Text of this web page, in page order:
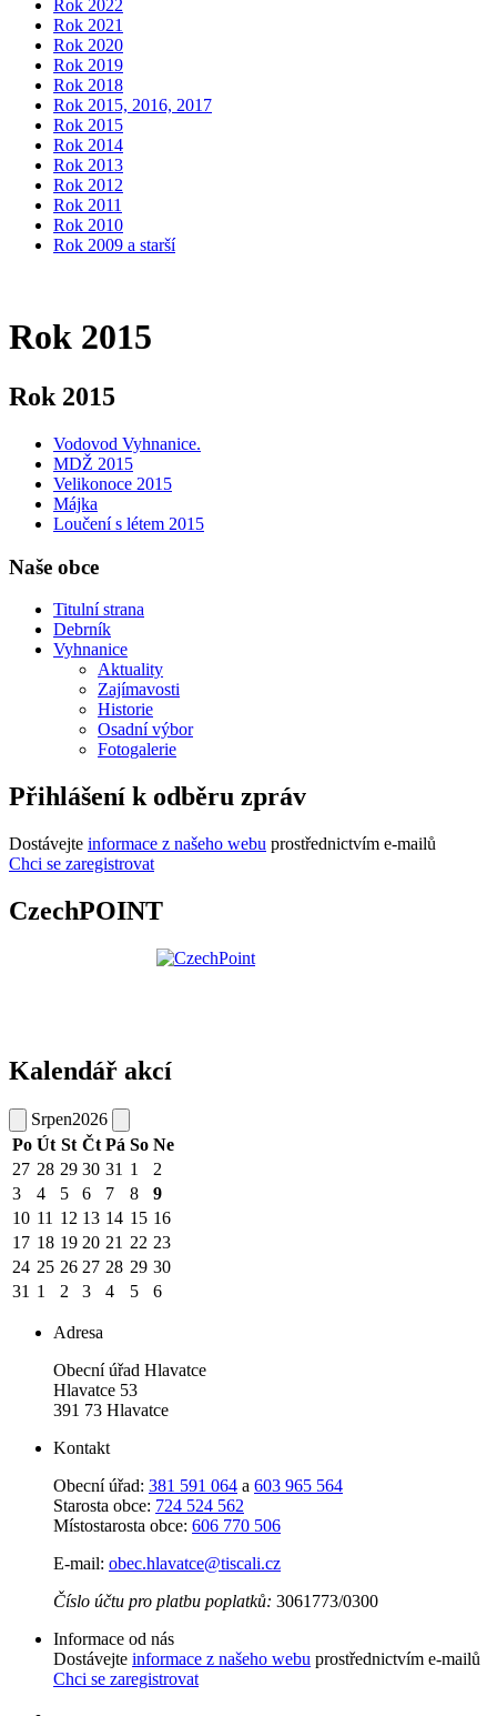
Rok 2022
Rok 2021
Rok 2020
Rok 2019
Rok 2018
Rok 2015, 2016, 2017
Rok 2015
Rok 2014
Rok 2013
Rok 2012
Rok 2011
Rok 2010
Rok 2009 a starší
Rok 2015
Rok 2015
Vodovod Vyhnanice.
MDŽ 2015
Velikonoce 2015
Májka
Loučení s létem 2015
Naše obce
Titulní strana
Debrník
Vyhnanice
Aktuality
Zajímavosti
Historie
Osadní výbor
Fotogalerie
Přihlášení k odběru zpráv
Dostávejte informace z našeho webu prostřednictvím e-mailů
Chci se zaregistrovat
CzechPOINT
Kalendář akcí
Srpen2026
Po Út St Čt Pá So Ne
27 28 29 30 31 1
2
3
4 5 6 7 8
9
10 11 12 13 14 15 16
17 18 19 20 21 22 23
24 25 26 27 28 29 30
31 1 2 3 4 5 6
Adresa
Obecní úřad Hlavatce
Hlavatce 53
391 73 Hlavatce
Kontakt
Obecní úřad: 381 591 064 a 603 965 564
Starosta obce: 724 524 562
Místostarosta obce: 606 770 506
E-mail: obec.hlavatce@tiscali.cz
Číslo účtu pro platbu poplatků: 3061773/0300
Informace od nás
Dostávejte informace z našeho webu prostřednictvím e-mailů
Chci se zaregistrovat